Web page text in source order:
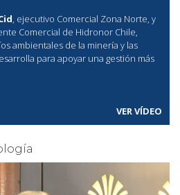
, ejecutivo Comercial Zona Norte, y
Comercial de Hidronor Chile,
ambientales de la minería y las
para apoyar una gestión más
VER VÍDEO